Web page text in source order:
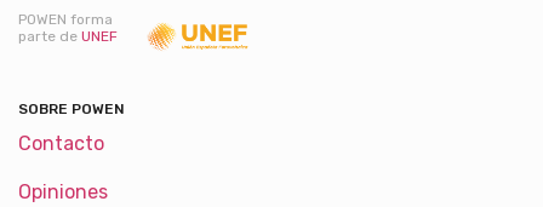
POWEN forma
parte de UNEF
SOBRE POWEN
Contacto
Opiniones